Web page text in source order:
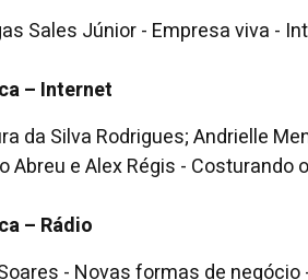
Sales Júnior - Empresa viva -
– Internet
da Silva Rodrigues; Andrielle
Abreu e Alex Régis - Costurando
– Rádio
- Novas formas de negócio